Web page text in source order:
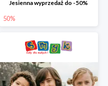
Jesienna wyprzedaż do -50%
50%